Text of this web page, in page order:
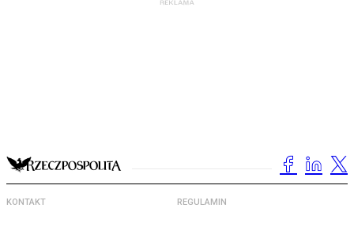
KONTAKT REGULAMIN